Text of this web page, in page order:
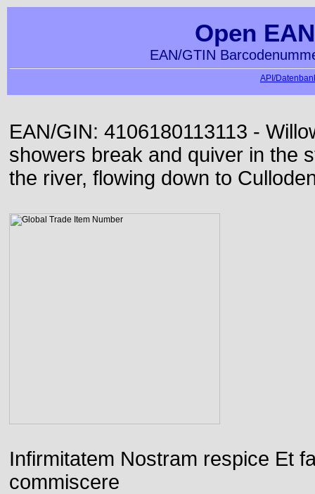
Open
EAN/GTIN
API/
EAN/GIN: 4106180113113 -
showers break and quiver in the
the river, flowing down to
Infirmitatem Nostram respice Et
commiscere